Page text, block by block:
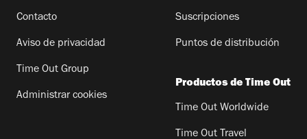
Contacto
Aviso de privacidad
Time Out Group
Administrar cookies
Suscripciones
Puntos de distribución
Productos de Time Out
Time Out Worldwide
Time Out Travel